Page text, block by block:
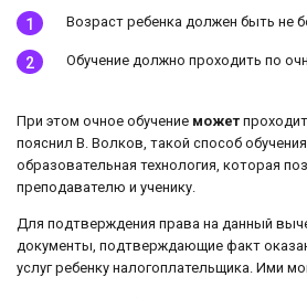
Возраст ребенка должен быть не
Обучение должно проходить по
При этом очное обучение может
пояснил В. Волков, такой способ
образовательная технология, которая
преподавателю и ученику.
Для подтверждения права на данный
документы, подтверждающие факт
услуг ребенку налогоплательщика. Ими